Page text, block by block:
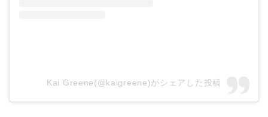
Kai Greene(@kaigreene)がシェアした投稿